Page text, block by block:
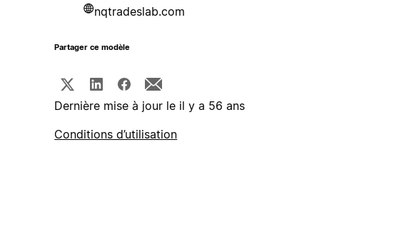
nqtradeslab.com
Partager ce modèle
Dernière mise à jour le il y a 56 ans
Conditions d’utilisation